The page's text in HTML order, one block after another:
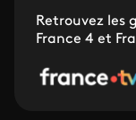
Retrouvez les
France 4 et